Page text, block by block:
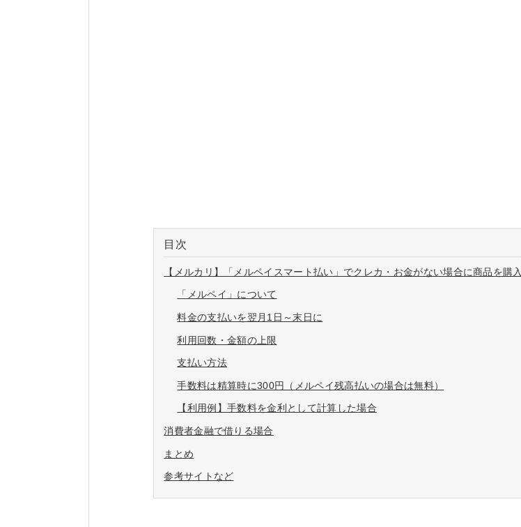
目次
【メルカリ】「メルペイスマート払い」でクレカ・お金がない場合に商品を購入
「メルペイ」について
料金の支払いを翌月1日～末日に
利用回数・金額の上限
支払い方法
手数料は精算時に300円（メルペイ残高払いの場合は無料）
【利用例】手数料を金利として計算した場合
消費者金融で借りる場合
まとめ
参考サイトなど